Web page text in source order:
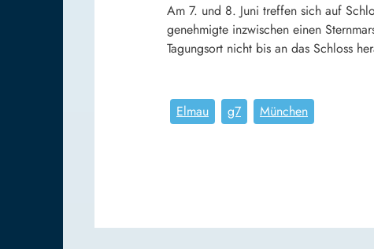
Am 7. und 8. Juni treffen sich auf
genehmigte inzwischen einen
Tagungsort nicht bis an das Schloss
Elmau g7 München